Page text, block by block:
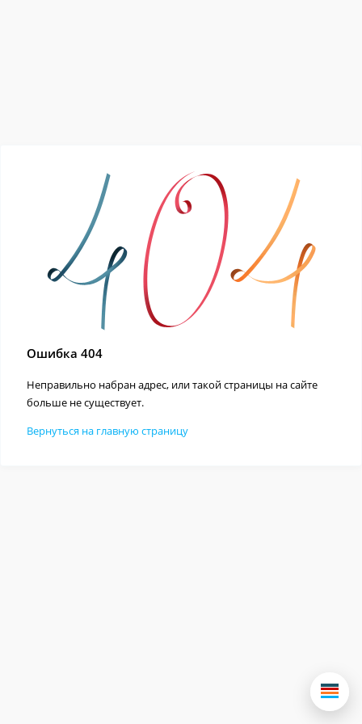
Ошибка 404
Неправильно набран адрес, или такой страницы на сайте
больше не существует.
Вернуться на главную страницу